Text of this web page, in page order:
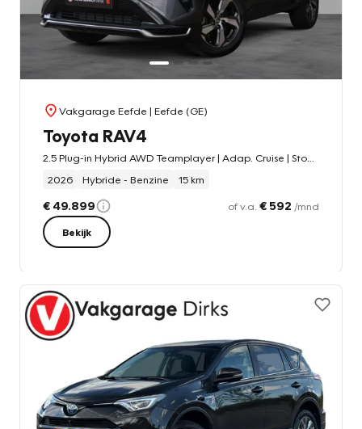
Vakgarage Eefde | Eefde (GE)
Toyota RAV4
2026
Hybride - Benzine 15 km
€ 49.899 of v.a. € 592 /mnd
Bekijk